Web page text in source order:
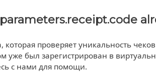
проверяет уникальность
уже был зарегистрирован в
с нами для помощи.